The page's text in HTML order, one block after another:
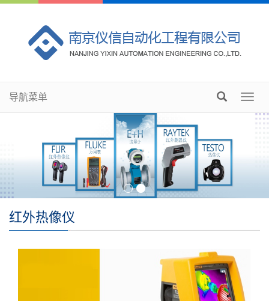
导航菜单
红外热像仪